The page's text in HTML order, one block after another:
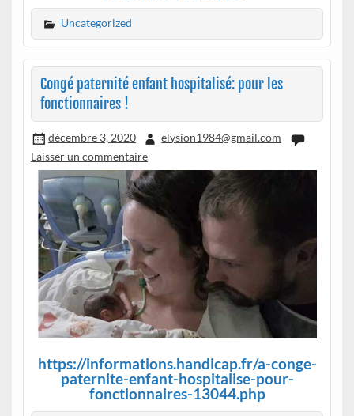
Uncategorized
Congé paternité enfant hospitalisé: pour les
fonctionnaires !
décembre 3, 2020
elysion1984@gmail.com
Laisser un commentaire
https://informations.handicap.fr/a-conge-
paternite-enfant-hospitalise-pour-
fonctionnaires-13044.php